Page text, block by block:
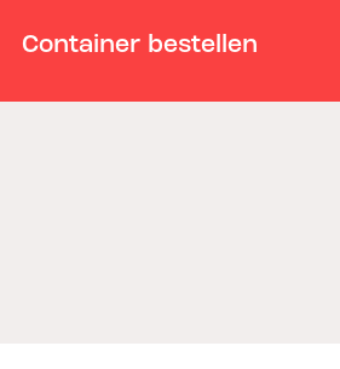
Container bestellen